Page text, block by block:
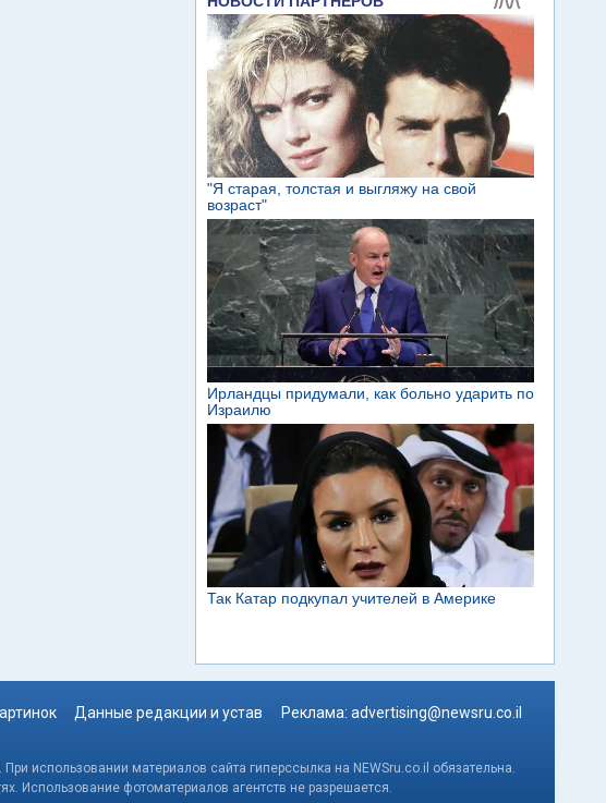
Данные редакции и устав Реклама: advertising@newsru.co.il
использовании материалов сайта гиперссылка на NEWSru.co.il обязательна.
Использование фотоматериалов агентств не разрешается.